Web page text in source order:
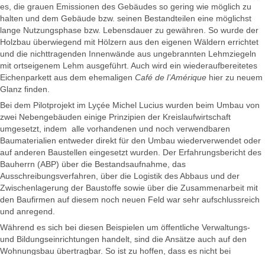
es, die grauen Emissionen des Gebäudes so gering wie möglich zu
halten und dem Gebäude bzw. seinen Bestandteilen eine möglichst
lange Nutzungsphase bzw. Lebensdauer zu gewähren. So wurde der
Holzbau überwiegend mit Hölzern aus den eigenen Wäldern errichtet
und die nichttragenden Innenwände aus ungebrannten Lehmziegeln
mit ortseigenem Lehm ausgeführt. Auch wird ein wiederaufbereitetes
Eichenparkett aus dem ehemaligen Café de l’Amérique hier zu neuem
Glanz finden.
Bei dem Pilotprojekt im Lyçée Michel Lucius wurden beim Umbau von
zwei Nebengebäuden einige Prinzipien der Kreislaufwirtschaft
umgesetzt, indem alle vorhandenen und noch verwendbaren
Baumaterialien entweder direkt für den Umbau wiederverwendet oder
auf anderen Baustellen eingesetzt wurden. Der Erfahrungsbericht des
Bauherrn (ABP) über die Bestandsaufnahme, das
Ausschreibungsverfahren, über die Logistik des Abbaus und der
Zwischenlagerung der Baustoffe sowie über die Zusammenarbeit mit
den Baufirmen auf diesem noch neuen Feld war sehr aufschlussreich
und anregend.
Während es sich bei diesen Beispielen um öffentliche Verwaltungs-
und Bildungseinrichtungen handelt, sind die Ansätze auch auf den
Wohnungsbau übertragbar. So ist zu hoffen, dass es nicht bei